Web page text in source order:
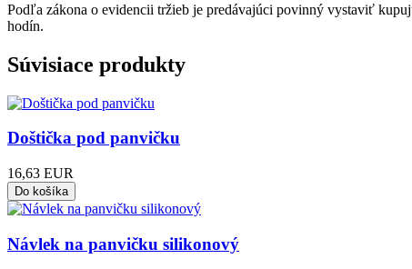
Podľa zákona o evidencii tržieb je predávajúci povinný vystaviť
hodín.
Súvisiace produkty
Doštička pod panvičku
16,63 EUR
Návlek na panvičku silikonový